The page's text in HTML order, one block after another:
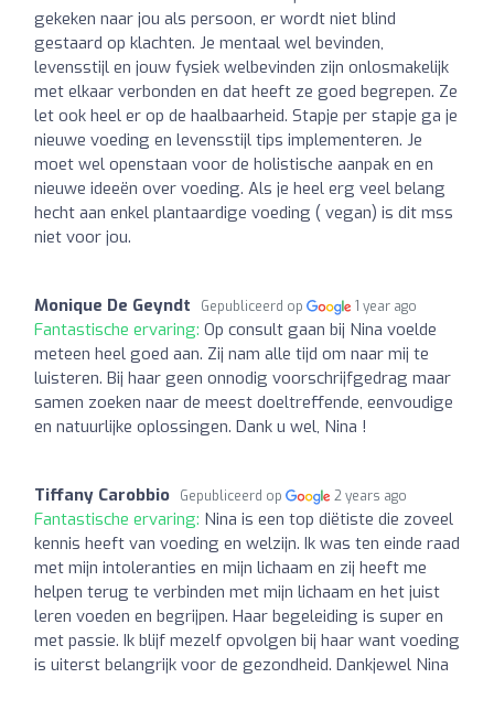
gekeken naar jou als persoon, er wordt niet blind
gestaard op klachten. Je mentaal wel bevinden,
levensstijl en jouw fysiek welbevinden zijn onlosmakelijk
met elkaar verbonden en dat heeft ze goed begrepen. Ze
let ook heel er op de haalbaarheid. Stapje per stapje ga je
nieuwe voeding en levensstijl tips implementeren. Je
moet wel openstaan voor de holistische aanpak en en
nieuwe ideeën over voeding. Als je heel erg veel belang
hecht aan enkel plantaardige voeding ( vegan) is dit mss
niet voor jou.
Monique De Geyndt Gepubliceerd op 1 year ago
Fantastische ervaring: Op consult gaan bij Nina voelde
meteen heel goed aan. Zij nam alle tijd om naar mij te
luisteren. Bij haar geen onnodig voorschrijfgedrag maar
samen zoeken naar de meest doeltreffende, eenvoudige
en natuurlijke oplossingen. Dank u wel, Nina !
Tiffany Carobbio Gepubliceerd op 2 years ago
Fantastische ervaring: Nina is een top diëtiste die zoveel
kennis heeft van voeding en welzijn. Ik was ten einde raad
met mijn intoleranties en mijn lichaam en zij heeft me
helpen terug te verbinden met mijn lichaam en het juist
leren voeden en begrijpen. Haar begeleiding is super en
met passie. Ik blijf mezelf opvolgen bij haar want voeding
is uiterst belangrijk voor de gezondheid. Dankjewel Nina